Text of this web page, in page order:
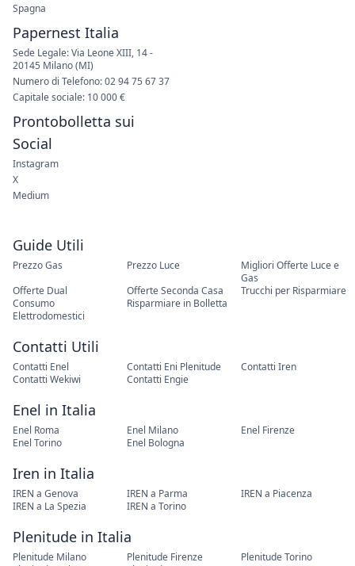
Guide Utili
Prezzo Gas Prezzo Luce
Migliori Offerte Luce e
Gas
Offerte Dual
Offerte Seconda Casa
Trucchi per Risparmiare
Consumo
Elettrodomestici
Risparmiare in Bolletta
Contatti Utili
Contatti Enel Contatti Eni Plenitude
Contatti Iren
Contatti Wekiwi
Contatti Engie
Enel in Italia
Enel Roma Enel Milano
Enel Firenze
Enel Torino
Enel Bologna
Iren in Italia
IREN a Genova IREN a Parma
IREN a Piacenza
IREN a La Spezia
IREN a Torino
Plenitude in Italia
Plenitude Milano Plenitude Firenze
Plenitude Torino
Spagna
Papernest Italia
Sede Legale: Via Leone XIII, 14 -
20145 Milano (MI)
Numero di Telefono: 02 94 75 67 37
Capitale sociale: 10 000 €
Prontobolletta sui
Social
Instagram
X
Medium